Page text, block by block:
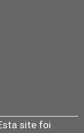
site foi